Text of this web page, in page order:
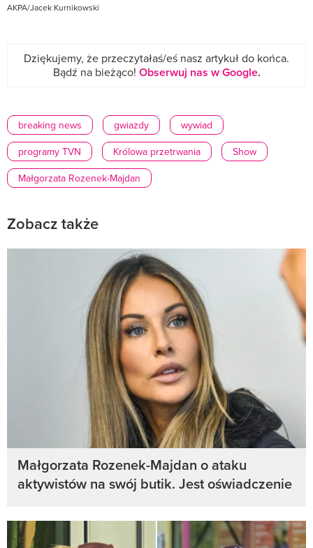
AKPA/Jacek Kurnikowski
Dziękujemy, że przeczytałaś/eś nasz artykuł do końca.
Bądź na bieżąco! Obserwuj nas w Google.
breaking news gwiazdy
wywiad
programy TVN
Królowa przetrwania
Show
Małgorzata Rozenek-Majdan
Zobacz także
Małgorzata Rozenek-Majdan o ataku
aktywistów na swój butik. Jest oświadczenie